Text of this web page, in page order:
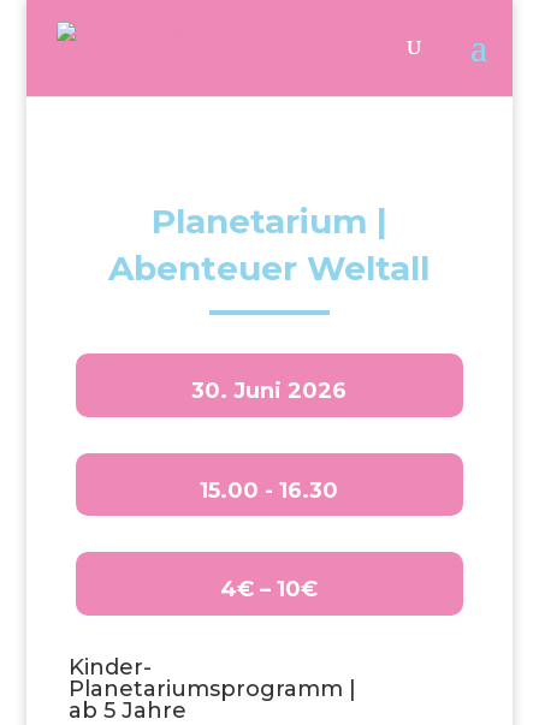
Planetarium |
Abenteuer Weltall
30. Juni 2026
15.00 - 16.30
4€ – 10€
Kinder-
Planetariumsprogramm |
ab 5 Jahre